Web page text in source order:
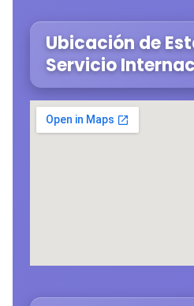
Ubicación de
Servicio